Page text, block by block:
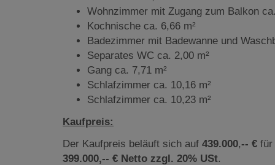
Wohnzimmer mit Zugang zum Balkon
Kochnische ca. 6,66 m²
Badezimmer mit Badewanne und
Separates WC ca. 2,00 m²
Gang ca. 7,71 m²
Schlafzimmer ca. 10,16 m²
Schlafzimmer ca. 10,23 m²
Kaufpreis:
Der Kaufpreis beläuft sich auf 439.000,-- € für
399.000,-- € Netto zzgl. 20% USt.